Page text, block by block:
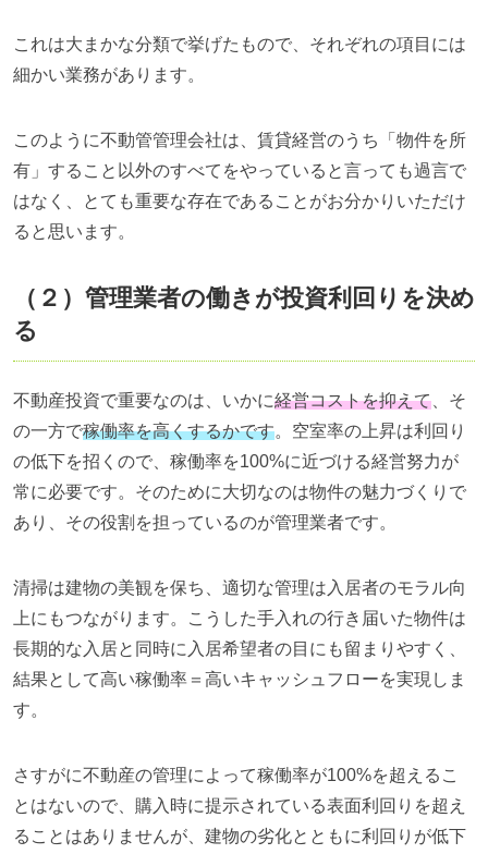
これは大まかな分類で挙げたもので、それぞれの項目には
細かい業務があります。
このように不動管管理会社は、賃貸経営のうち「物件を所
有」すること以外のすべてをやっていると言っても過言で
はなく、とても重要な存在であることがお分かりいただけ
ると思います。
（２）管理業者の働きが投資利回りを決め
る
不動産投資で重要なのは、いかに経営コストを抑えて 、そ
の一方で稼働率を高くするかです。空室率の上昇は利回り
の低下を招くので、稼働率を100%に近づける経営努力が
常に必要です。そのために大切なのは物件の魅力づくりで
あり、その役割を担っているのが管理業者です。
清掃は建物の美観を保ち、適切な管理は入居者のモラル向
上にもつながります。こうした手入れの行き届いた物件は
長期的な入居と同時に入居希望者の目にも留まりやすく、
結果として高い稼働率＝高いキャッシュフローを実現しま
す。
さすがに不動産の管理によって稼働率が100%を超えるこ
とはないので、購入時に提示されている表面利回りを超え
ることはありませんが、建物の劣化とともに利回りが低下